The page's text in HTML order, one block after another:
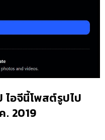
อจีนี้โพสต์รูปไป
. 2019